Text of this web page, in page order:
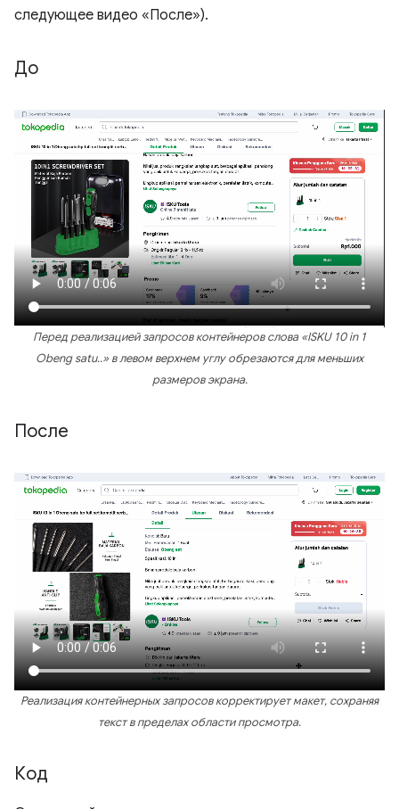
следующее видео «После»).
До
Перед реализацией запросов контейнеров слова «ISKU 10 in 1
Obeng satu..» в левом верхнем углу обрезаются для меньших
размеров экрана.
После
Реализация контейнерных запросов корректирует макет, сохраняя
текст в пределах области просмотра.
Код